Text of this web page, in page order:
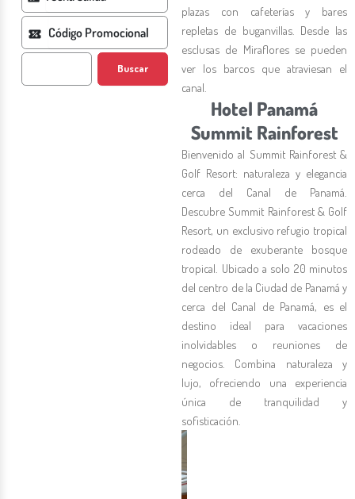
Buscar
plazas con cafeterías y bares
repletas de buganvillas. Desde las
esclusas de Miraflores se pueden
ver los barcos que atraviesan el
canal.
Hotel Panamá
Summit Rainforest
Bienvenido al Summit Rainforest &
Golf Resort: naturaleza y elegancia
cerca del Canal de Panamá.
Descubre Summit Rainforest & Golf
Resort, un exclusivo refugio tropical
rodeado de exuberante bosque
tropical. Ubicado a solo 20 minutos
del centro de la Ciudad de Panamá y
cerca del Canal de Panamá, es el
destino ideal para vacaciones
inolvidables o reuniones de
negocios. Combina naturaleza y
lujo, ofreciendo una experiencia
única de tranquilidad y
sofisticación.